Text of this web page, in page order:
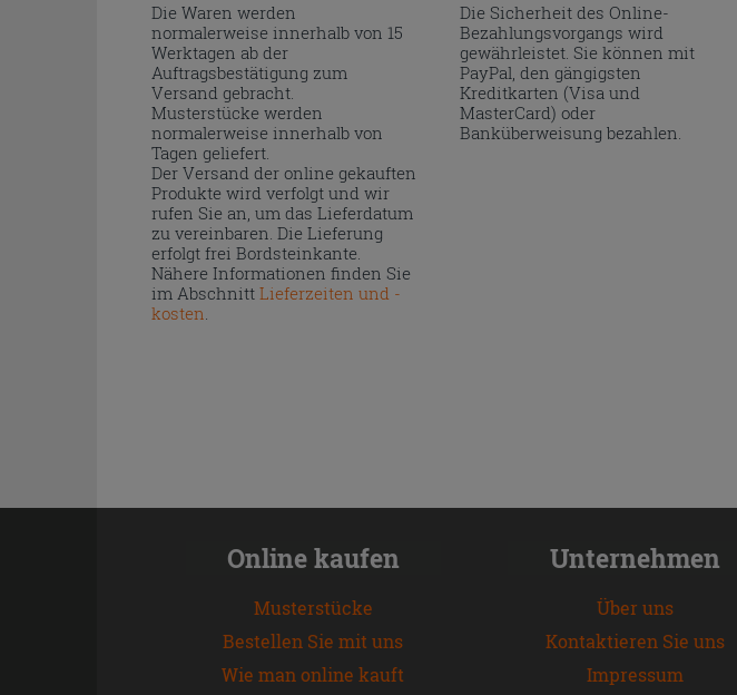
Die Waren werden
normalerweise innerhalb von 15
Werktagen ab der
Auftragsbestätigung zum
Versand gebracht.
Musterstücke werden
normalerweise innerhalb von
Tagen geliefert.
Der Versand der online gekauften
Produkte wird verfolgt und wir
rufen Sie an, um das Lieferdatum
zu vereinbaren. Die Lieferung
erfolgt frei Bordsteinkante.
Nähere Informationen finden Sie
im Abschnitt Lieferzeiten und -
kosten.
Die Sicherheit des Online-
Bezahlungsvorgangs wird
gewährleistet. Sie können mit
PayPal, den gängigsten
Kreditkarten (Visa und
MasterCard) oder
Banküberweisung bezahlen.
Online kaufen
Musterstücke
Bestellen Sie mit uns
Wie man online kauft
Unternehmen
Über uns
Kontaktieren Sie uns
Impressum